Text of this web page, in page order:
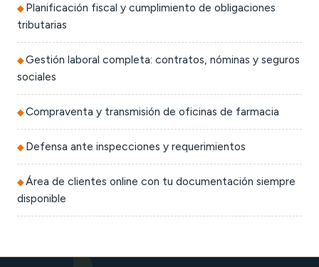
Planificación fiscal y cumplimiento de obligaciones
tributarias
Gestión laboral completa: contratos, nóminas y seguros
sociales
Compraventa y transmisión de oficinas de farmacia
Defensa ante inspecciones y requerimientos
Área de clientes online con tu documentación siempre
disponible